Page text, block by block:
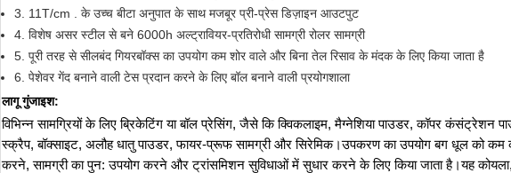
3. 11T/cm . के उच्च बीटा अनुपात के साथ मजबूर प्री-प्रेस डिज़ाइन आउटपुट
4. विशेष असर स्टील से बने 6000h अल्ट्रावियर-प्रतिरोधी सामग्री रोलर सामग्री
5. पूरी तरह से सीलबंद गियरबॉक्स का उपयोग कम शोर वाले और बिना तेल रिसाव के मंदक के लिए किया जाता है
6. पेशेवर गेंद बनाने वाली टेस प्रदान करने के लिए बॉल बनाने वाली प्रयोगशाला
लागू गुंजाइश:
विभिन्न सामग्रियों के लिए ब्रिकेटिंग या बॉल प्रेसिंग, जैसे कि क्विकलाइम, मैग्नेशिया पाउडर, कॉपर कंसंट्रेशन
स्क्रैप, बॉक्साइट, अलौह धातु पाउडर, फायर-प्रूफ सामग्री और सिरेमिक।उपकरण का उपयोग बग धूल को कम
करने, सामग्री का पुन: उपयोग करने और ट्रांसमिशन सुविधाओं में सुधार करने के लिए किया जाता है।यह कोयला,